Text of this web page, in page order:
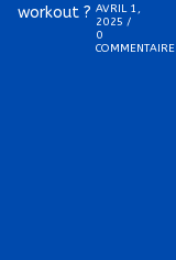
AVRIL 1,
2025 /
0
COMMENTAIRE